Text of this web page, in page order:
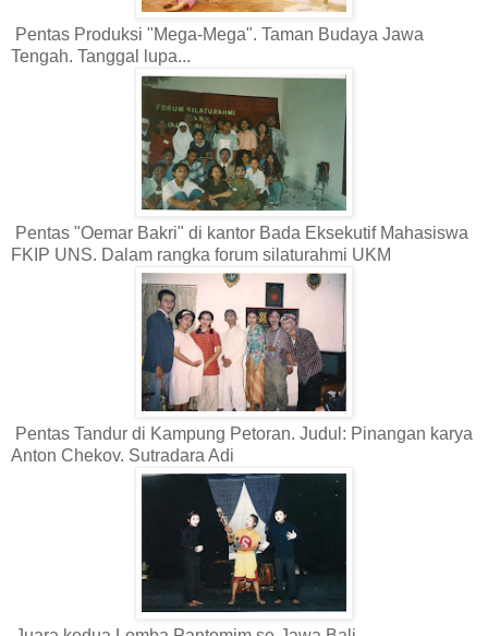
Pentas Produksi "Mega-Mega". Taman Budaya Jawa
Tengah. Tanggal lupa...
Pentas "Oemar Bakri" di kantor Bada Eksekutif Mahasiswa
FKIP UNS. Dalam rangka forum silaturahmi UKM
Pentas Tandur di Kampung Petoran. Judul: Pinangan karya
Anton Chekov. Sutradara Adi